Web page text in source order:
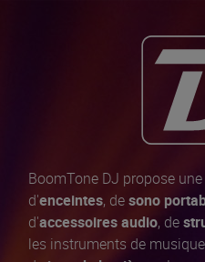
BoomTone DJ propose
d'enceintes, desono
d'accessoires audio, de
les instruments de